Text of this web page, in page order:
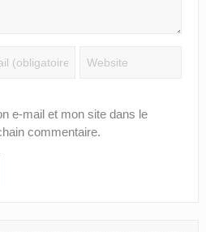
e-mail et mon site dans le
commentaire.